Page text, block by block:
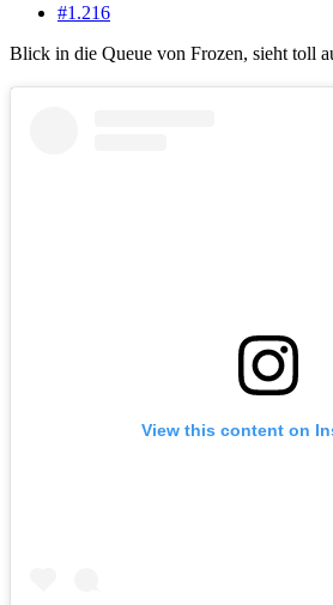
#1.216
Blick in die Queue von Frozen, sieht toll
View this content on